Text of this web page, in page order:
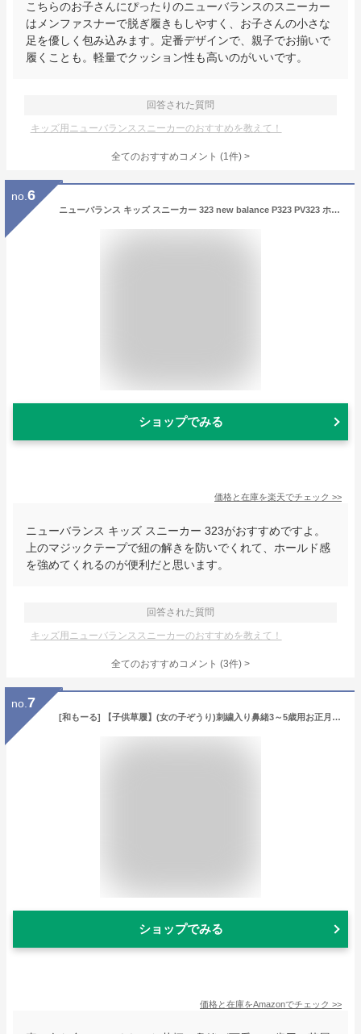
こちらのお子さんにぴったりのニューバランスのスニーカー
はメンファスナーで脱ぎ履きもしやすく、お子さんの小さな
足を優しく包み込みます。定番デザインで、親子でお揃いで
履くことも。軽量でクッション性も高いのがいいです。
回答された質問
キッズ用ニューバランススニーカーのおすすめを教えて！
全てのおすすめコメント (1件) >
no. 6
ニューバランス キッズ スニーカー 323 new balance P323 PV323 ホワイト グレー ブラック ネイビー 子供靴 男の子 女の子 通学 運動会 NB
ショップでみる
価格と在庫を楽天でチェック >>
ニューバランス キッズ スニーカー 323がおすすめですよ。
上のマジックテープで紐の解きを防いでくれて、ホールド感
を強めてくれるのが便利だと思います。
回答された質問
キッズ用ニューバランススニーカーのおすすめを教えて！
全てのおすすめコメント (3件) >
no. 7
[和もーる] 【子供草履】(女の子ぞうり)刺繍入り鼻緒3～5歳用お正月、七五三、踊り、前撮りに (全長約18ｃｍ（適応サイズ16.5～18.0ｃｍ程度）) KSM018
ショップでみる
価格と在庫をAmazonでチェック >>